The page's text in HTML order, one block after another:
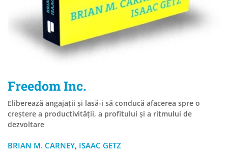
Freedom Inc.
Eliberează angajații și lasă-i să conducă afacerea spre o
creștere a productivității, a profitului și a ritmului de
dezvoltare
BRIAN M. CARNEY, ISAAC GETZ